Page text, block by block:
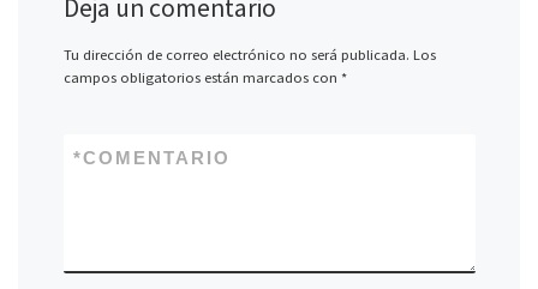
Deja un comentario
Tu dirección de correo electrónico no será publicada. Los
campos obligatorios están marcados con *
COMENTARIO
*